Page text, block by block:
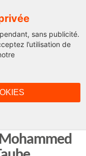
sans publicité.
l’utilisation de